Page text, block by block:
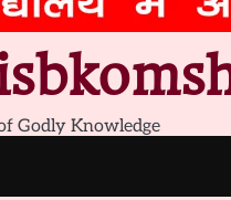
Godly Knowledge